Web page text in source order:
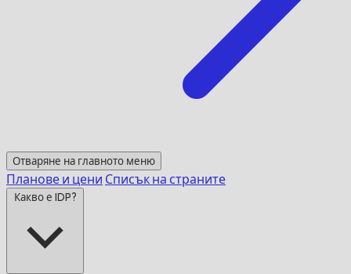
Отваряне на главното меню
Планове и цени Списък на страните
Какво е IDP?